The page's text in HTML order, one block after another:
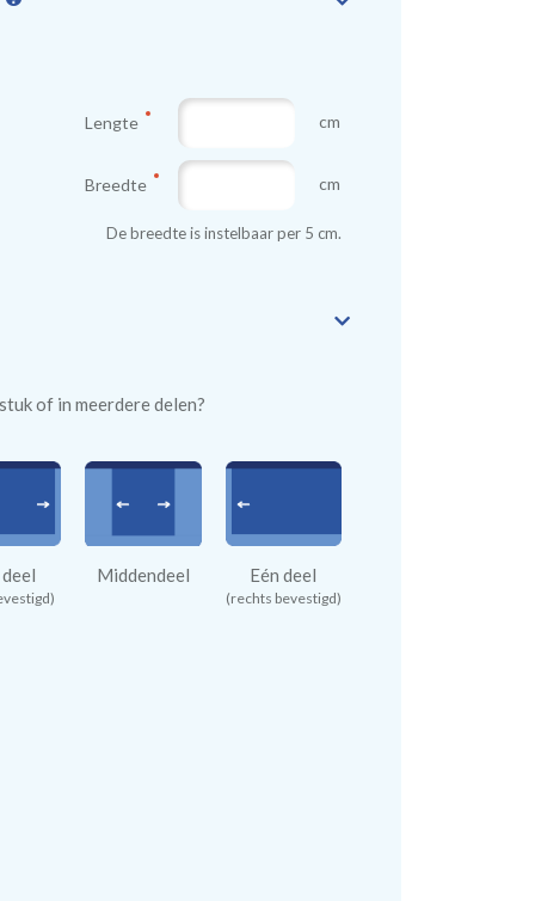
Lengte cm
Breedte cm
De breedte is instelbaar per 5 cm.
of in meerdere delen?
Middendeel Eén deel
(rechts bevestigd)